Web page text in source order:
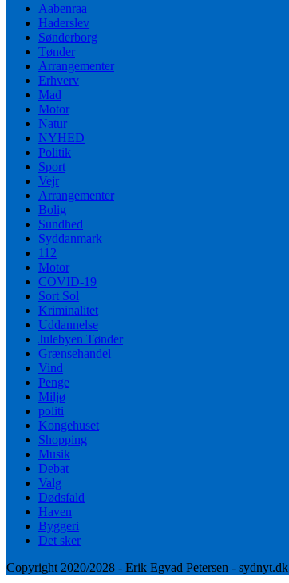
Aabenraa
Haderslev
Sønderborg
Tønder
Arrangementer
Erhverv
Mad
Motor
Natur
NYHED
Politik
Sport
Vejr
Arrangementer
Bolig
Sundhed
Syddanmark
112
Motor
COVID-19
Sort Sol
Kriminalitet
Uddannelse
Julebyen Tønder
Grænsehandel
Vind
Penge
Miljø
politi
Kongehuset
Shopping
Musik
Debat
Valg
Dødsfald
Haven
Byggeri
Det sker
Copyright 2020/2028 - Erik Egvad Petersen - sydnyt.dk